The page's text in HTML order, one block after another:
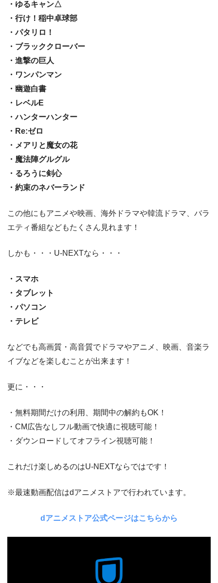
・ゆるキャン△
・行け！稲中卓球部
・パタリロ！
・ブラッククローバー
・進撃の巨人
・ワンパンマン
・幽遊白書
・レベルE
・ハンターハンター
・Re:ゼロ
・メアリと魔女の花
・魔法陣グルグル
・るろうに剣心
・約束のネバーランド
この他にもアニメや映画、海外ドラマや韓流ドラマ、バラ
エティ番組などもたくさん見れます！
しかも・・・U-NEXTなら・・・
・スマホ
・タブレット
・パソコン
・テレビ
などでも高画質・高音質でドラマやアニメ、映画、音楽ラ
イブなどを楽しむことが出来ます！
更に・・・
・無料期間だけの利用、期間中の解約もOK！
・CM広告なしフル動画で快適に視聴可能！
・ダウンロードしてオフライン視聴可能！
これだけ楽しめるのはU-NEXTならではです！
※最速動画配信はdアニメストアで行われています。
dアニメストア公式ページはこちらから